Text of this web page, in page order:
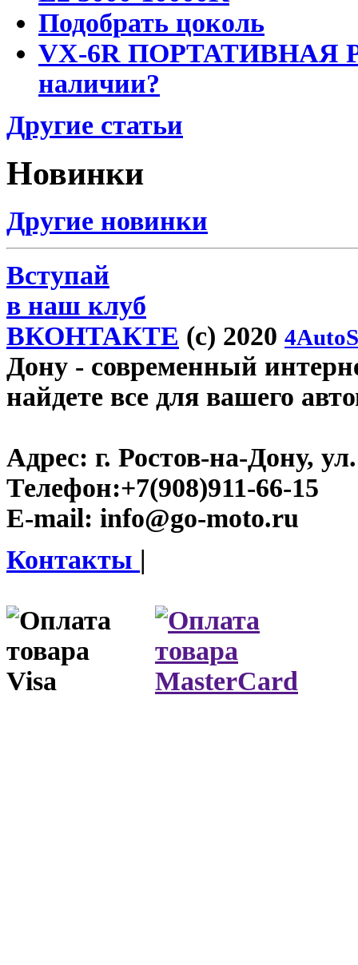
Подобрать цоколь
VX-6R ПОРТАТИВНАЯ
наличии?
Другие статьи
Новинки
Другие новинки
Вступай
в наш клуб
ВКОНТАКТЕ (c) 2020
Дону - современный
найдете все для вашего
Адрес: г. Ростов-на-Дону,
Телефон:+7(908)911-66-15
E-mail: info@go-moto.ru
Контакты |